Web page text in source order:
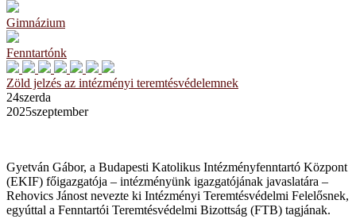
Gimnázium
Fenntartónk
Zöld jelzés az intézményi teremtésvédelemnek
24szerda
2025szeptember
Gyetván Gábor, a Budapesti Katolikus Intézményfenntartó Központ
(EKIF) főigazgatója – intézményünk igazgatójának javaslatára –
Rehovics Jánost nevezte ki Intézményi Teremtésvédelmi Felelősnek,
egyúttal a Fenntartói Teremtésvédelmi Bizottság (FTB) tagjának.